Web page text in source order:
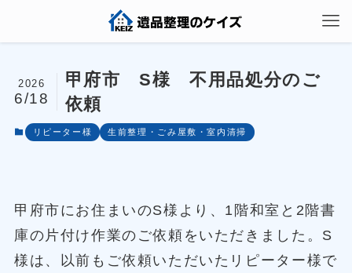
甲府市 S様 不用品処分のご
依頼
2026
6/18
リピーター様 生前整理・ごみ屋敷・室内清掃
甲府市にお住まいのS様より、1階和室と2階書
庫の片付け作業のご依頼をいただきました。S
様は、以前もご依頼いただいたリピーター様で